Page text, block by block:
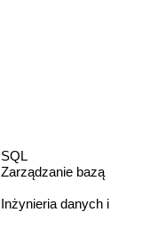
SQL
Zarządzanie bazą
Inżynieria danych i